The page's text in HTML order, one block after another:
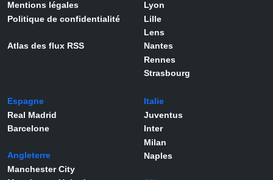
Mentions légales
Politique de confidentialité
Atlas des flux RSS
Lyon
Lille
Lens
Nantes
Rennes
Strasbourg
Espagne
Real Madrid
Barcelone
Angleterre
Manchester City
Italie
Juventus
Inter
Milan
Naples